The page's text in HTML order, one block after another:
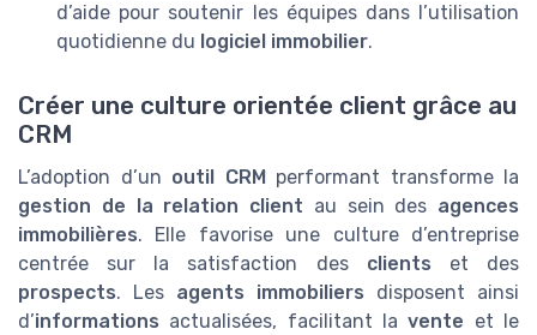
d’aide pour soutenir les équipes dans l’utilisation
quotidienne du logiciel immobilier.
Créer une culture orientée client grâce au
CRM
L’adoption d’un outil CRMperformant transforme la
gestion de la relation client au sein des agences
immobilières. Elle favorise une culture d’entreprise
centrée sur la satisfaction des clients et des
prospects. Les agents immobiliers disposent ainsi
d’informations actualisées, facilitant lavente et le